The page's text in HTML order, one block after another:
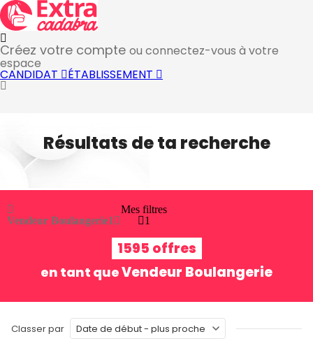
Créez votre compte ou connectez-vous à votre
espace
CANDIDAT ÉTABLISSEMENT
Résultats de ta recherche
Vendeur Boulangerie1
Mes filtres
1
1595 offres
en tant queVendeur Boulangerie
Classer par